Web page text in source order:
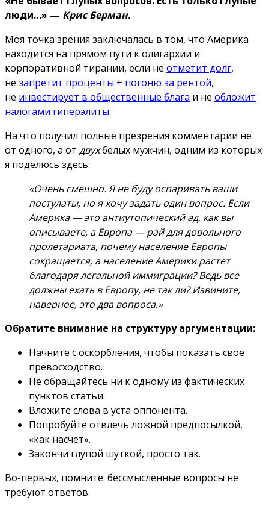
люди…» — Крис Берман.
Моя точка зрения заключалась в том, что Америка
находится на прямом пути к олигархии и
корпоративной тирании, если не отметит долг,
не запретит проценты + погоню за рентой,
не инвестирует в общественные блага и не обложит
налогами гиперэлиты.
На что получил полные презрения комментарии не
от одного, а от двухбелых мужчин, одним из которых
я поделюсь здесь:
«Очень смешно.Я не буду оспаривать ваши
постулаты, но я хочу задать один вопрос. Если
Америка — это антиутопический ад, как вы
описываете, а Европа — рай для довольного
пролетариата, почему население Европы
сокращается, а население Америки растет
благодаря легальной иммиграции? Ведь все
должны ехать в Европу, не так ли? Извините,
наверное, это два вопроса.»
Обратите внимание на структуру аргументации:
Начните с оскорбления, чтобы показать свое
превосходство.
Не обращайтесь ни к одному из фактических
пунктов статьи.
Вложите слова в уста оппонента.
Попробуйте отвлечь ложной предпосылкой,
«как насчет».
Закончи глупой шуткой, просто так.
Во-первых, помните: бессмысленные вопросы не
требуют ответов.